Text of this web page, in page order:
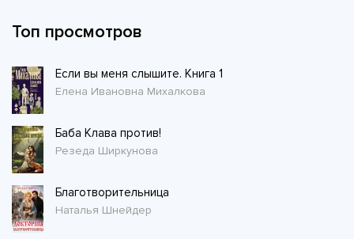
Топ просмотров
Если вы меня слышите. Книга 1
Елена Ивановна Михалкова
Баба Клава против!
Резеда Ширкунова
Благотворительница
Наталья Шнейдер